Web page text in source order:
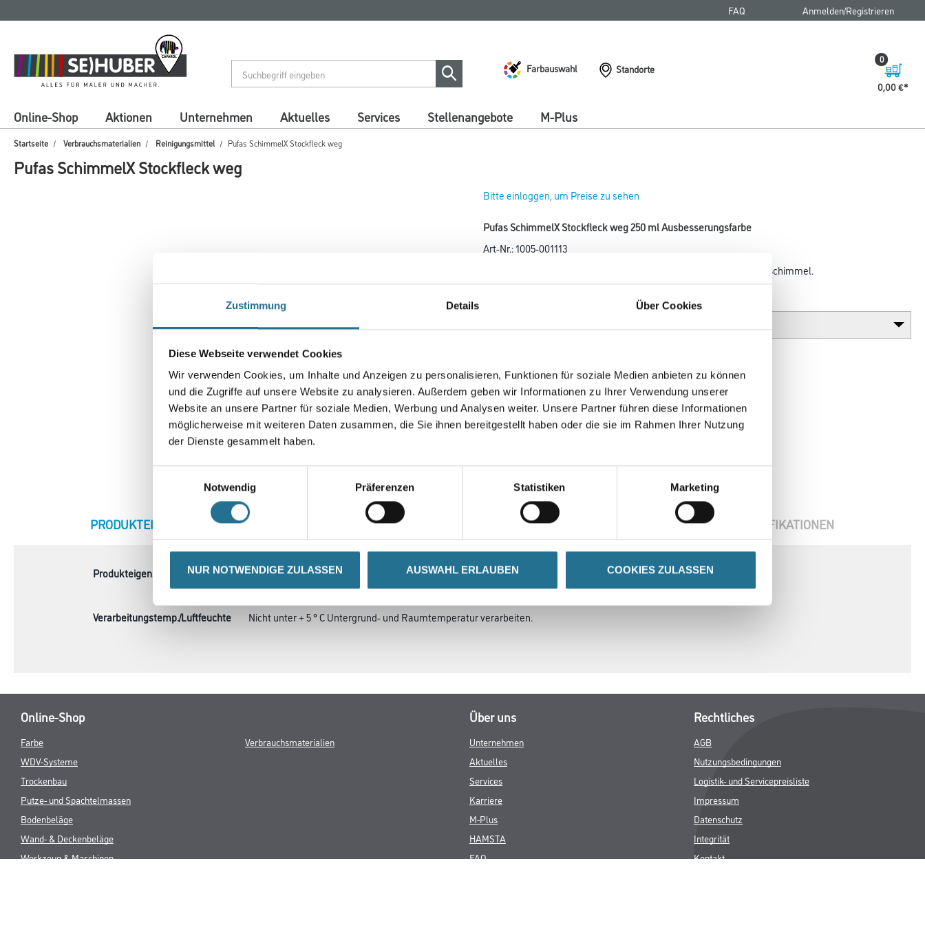
Zustimmung Details Über Cookies
Diese Webseite verwendet Cookies
Wir verwenden Cookies, um Inhalte und Anzeigen zu personalisieren, Funktionen für soziale Medien anbieten zu können
und die Zugriffe auf unsere Website zu analysieren. Außerdem geben wir Informationen zu Ihrer Verwendung unserer
Website an unsere Partner für soziale Medien, Werbung und Analysen weiter. Unsere Partner führen diese Informationen
möglicherweise mit weiteren Daten zusammen, die Sie ihnen bereitgestellt haben oder die sie im Rahmen Ihrer Nutzung
der Dienste gesammelt haben.
Notwendig
Präferenzen Statistiken Marketing
NUR NOTWENDIGE ZULASSEN AUSWAHL ERLAUBEN COOKIES ZULASSEN
springen
springen
FAQ Anmelden/Registrieren
Farbauswahl
Standorte
0,00 €
0
Online-Shop Aktionen Unternehmen Aktuelles Services Stellenangebote M-Plus
Startseite Verbrauchsmaterialien Reinigungsmittel Pufas SchimmelX Stockfleck weg
Pufas SchimmelX Stockfleck weg
Bitte einloggen, um Preise zu sehen
Pufas SchimmelX Stockfleck weg 250 ml Ausbesserungsfarbe
Art-Nr.:1005-001113
Spezialanstrich mit Langzeit-Filmschutz gegen Stockflecken und Schimmel.
Umrechnungsfaktoren
CURRENT
PRODUKTEIGENSCHAFTEN GEFAHRENHINWEISE DATENBLÄTTER SPEZIFIKATIONEN
Produkteigenschaft
- Tube mit integrierter Auftragsbürste
- Weiß deckend
Verarbeitungstemp./Luftfeuchte
Nicht unter + 5 ° C Untergrund- und Raumtemperatur verarbeiten.
Online-Shop
Farbe
WDV-Systeme
Trockenbau
Putze- und Spachtelmassen
Bodenbeläge
Wand- & Deckenbeläge
Werkzeug & Maschinen
Verbrauchsmaterialien
Über uns
Unternehmen
Aktuelles
Services
Karriere
M-Plus
HAMSTA
FAQ
Rechtliches
AGB
Nutzungsbedingungen
Logistik- und Servicepreisliste
Impressum
Datenschutz
Integrität
Kontakt